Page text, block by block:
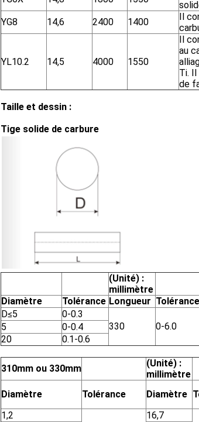
YG8
14,6 2400 1400
Il
YL10.2 14,5 4000 1550
Il
au
Ti.
de
Taille et dessin :
Tige solide de carbure
(Unité) :
millimètre
Diamètre
Tolérance Longueur Tolérance
D≤5
0-0.3
330
0-6.0
5
0-0.4
20
0.1-0.6
310mm ou 330mm
(Unité) :
millimètre
Diamètre
Tolérance Diamètre
1,2
16,7